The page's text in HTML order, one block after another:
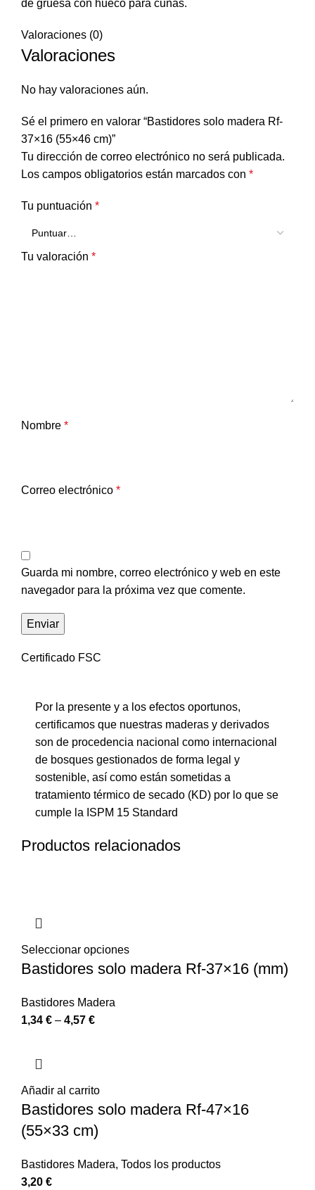
de gruesa con hueco para cuñas.
Valoraciones (0)
Valoraciones
No hay valoraciones aún.
Sé el primero en valorar “Bastidores solo madera Rf-
37×16 (55×46 cm)”
Tu dirección de correo electrónico no será publicada.
Los campos obligatorios están marcados con *
Tu puntuación *
Tu valoración *
Nombre *
Correo electrónico *
Guarda mi nombre, correo electrónico y web en este
navegador para la próxima vez que comente.
Certificado FSC
Por la presente y a los efectos oportunos,
certificamos que nuestras maderas y derivados
son de procedencia nacional como internacional
de bosques gestionados de forma legal y
sostenible, así como están sometidas a
tratamiento térmico de secado (KD) por lo que se
cumple la ISPM 15 Standard
Productos relacionados
Seleccionar opciones
Bastidores solo madera Rf-37×16 (mm)
Bastidores Madera
1,34 € – 4,57 €
Añadir al carrito
Bastidores solo madera Rf-47×16
(55×33 cm)
Bastidores Madera, Todos los productos
3,20 €